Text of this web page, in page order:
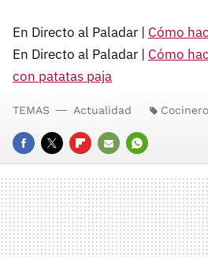
En Directo al Paladar | Cómo
En Directo al Paladar | Cómo
con patatas paja
FACEBOOK
TWITTERFLIPBOARD
E-
MAIL
WHATSAPP
TEMAS Actualidad